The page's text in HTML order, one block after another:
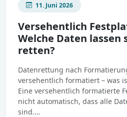
11. Juni 2026
Versehentlich
Welche Daten lassen
retten?
Datenrettung nach
versehentlich formatiert – was
Eine versehentlich formatierte
nicht automatisch, dass alle
sind.…